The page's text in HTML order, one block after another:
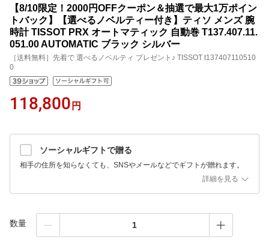
【8/10限定！2000円OFFクーポン＆抽選で最大1万ポイン
トバック】【選べるノベルティー付き】ティソ メンズ 腕
時計 TISSOT PRX オートマティック 自動巻 T137.407.11.
051.00 AUTOMATIC ブラック シルバー
［送料無料］先着で 選べるノベルティ プレゼント♪ TISSOT t137407110510
0
118,800 円
ソーシャルギフトで贈る
相手の住所を知らなくても、SNSやメールなどでギフトが贈れます。
詳細を見る
数量